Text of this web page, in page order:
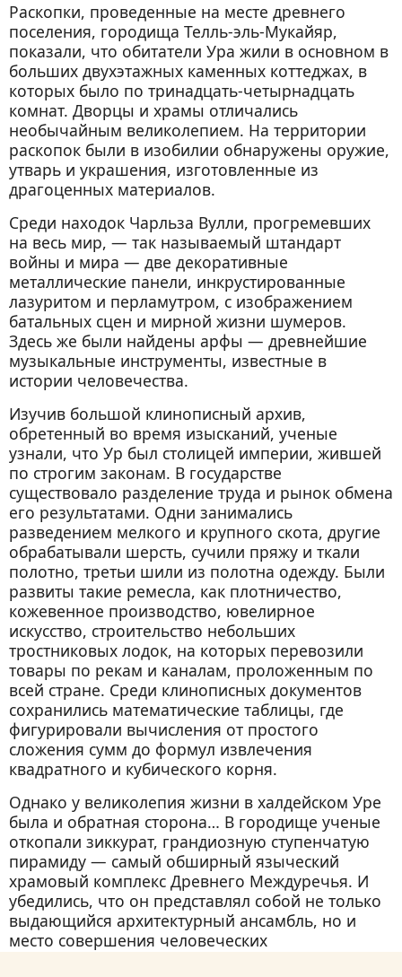
Раскопки, проведенные на месте древнего
поселения, городища Телль-эль-Мукайяр,
показали, что обитатели Ура жили в основном в
больших двухэтажных каменных коттеджах, в
которых было по тринадцать-четырнадцать
комнат. Дворцы и храмы отличались
необычайным великолепием. На территории
раскопок были в изобилии обнаружены оружие,
утварь и украшения, изготовленные из
драгоценных материалов.
Среди находок Чарльза Вулли, прогремевших
на весь мир, — так называемый штандарт
войны и мира — две декоративные
металлические панели, инкрустированные
лазуритом и перламутром, с изображением
батальных сцен и мирной жизни шумеров.
Здесь же были найдены арфы — древнейшие
музыкальные инструменты, известные в
истории человечества.
Изучив большой клинописный архив,
обретенный во время изысканий, ученые
узнали, что Ур был столицей империи, жившей
по строгим законам. В государстве
существовало разделение труда и рынок обмена
его результатами. Одни занимались
разведением мелкого и крупного скота, другие
обрабатывали шерсть, сучили пряжу и ткали
полотно, третьи шили из полотна одежду. Были
развиты такие ремесла, как плотничество,
кожевенное производство, ювелирное
искусство, строительство небольших
тростниковых лодок, на которых перевозили
товары по рекам и каналам, проложенным по
всей стране. Среди клинописных документов
сохранились математические таблицы, где
фигурировали вычисления от простого
сложения сумм до формул извлечения
квадратного и кубического корня.
Однако у великолепия жизни в халдейском Уре
была и обратная сторона… В городище ученые
откопали зиккурат, грандиозную ступенчатую
пирамиду — самый обширный языческий
храмовый комплекс Древнего Междуречья. И
убедились, что он представлял собой не только
выдающийся архитектурный ансамбль, но и
место совершения человеческих